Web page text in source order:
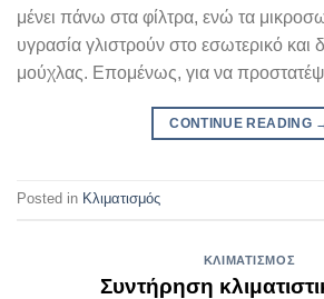
μένει πάνω στα φίλτρα, ενώ τα
υγρασία γλιστρούν στο εσωτερικό και
μούχλας. Επομένως, για να
CONTINUE READING
Posted in Κλιματισμός
ΚΛΙΜΑΤΙΣΜΌΣ
Συντήρηση